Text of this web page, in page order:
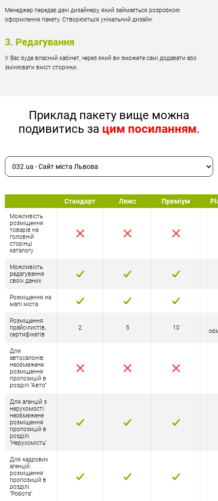
Менеджер передає дані дизайнеру, який займається розробкою
оформлення пакету. Створюється унікальний дизайн.
3. Редагування
У Вас буде власний кабінет, через який ви зможете самі додавати або
змінювати вміст сторінки.
Приклад пакету вище можна
подивитись за цим посиланням.
Стандарт Люкс Преміум
Можливість
розміщення
товарів на
головній
сторінці
каталогу
Можливість
редагування
своїх даних
Розміщення на
мапі міста
Розміщення
прайс-листів,
сертифікатів
2 5 10
Для
автосалонів:
необмежене
розміщення
пропозицій в
розділі "Авто"
Для агенцій з
нерухомості:
необмежене
розміщення
пропозицій в
розділі
"Нерухомість"
Для кадрових
агенцій:
розміщення
пропозицій в
розділі
"Робота"